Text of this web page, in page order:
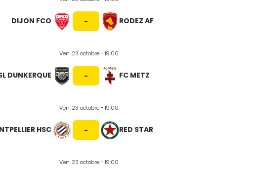
DIJON FCO - RODEZ AF
Ven. 23 octobre - 19:00
DUNKERQUE - FC METZ
Ven. 23 octobre - 19:00
HSC - RED STAR
Ven. 23 octobre - 19:00